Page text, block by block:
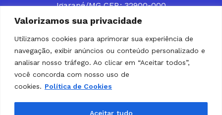
Valorizamos sua privacidade
Utilizamos cookies para aprimorar sua experiência de
navegação, exibir anúncios ou conteúdo personalizado e
analisar nosso tráfego. Ao clicar em “Aceitar todos”,
você concorda com nosso uso de
cookies. Política de Cookies
Aceitar tudo
Igarapé/MG CEP.: 32900-000
CONTATOS (31) 3512-4400 ou (31) 9 8309-8660
DESENVOLVER SOLUÇÕES, AÇÕES E SERVIÇOS
PÚBLICOS QUE COMPLEMENTEM A ASSISTÊNCIA À
POPULAÇÃO DA REGIÃO EM QUE ATUA, SENDO
PARCEIRO DOS MUNICÍPIOS CONSORCIADOS NA
SOLUÇÃO DE DIFICULDADES ENFRENTADAS POR
GESTORES MUNICIPAIS, É O COMPROMISSO DO
ICISMEP.
Home Institucional Municípios